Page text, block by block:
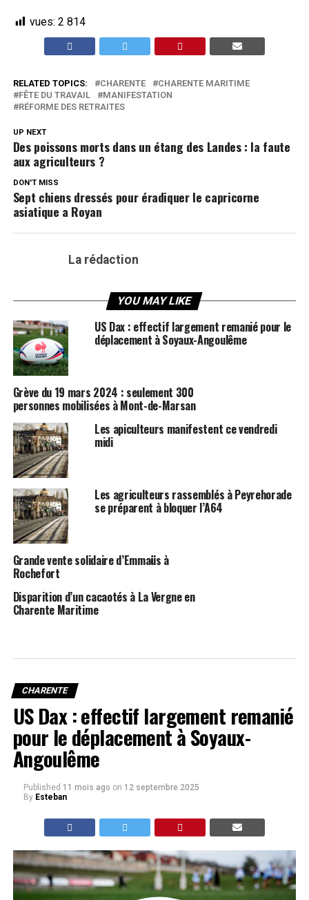
vues: 2 814
RELATED TOPICS: CHARENTE
CHARENTE MARITIME
FÊTE DU TRAVAIL
MANIFESTATION
RÉFORME DES RETRAITES
UP NEXT
Des poissons morts dans un étang des Landes : la faute
aux agriculteurs ?
DON'T MISS
Sept chiens dressés pour éradiquer le capricorne
asiatique a Royan
La rédaction
YOU MAY LIKE
US Dax : effectif largement remanié pour le
déplacement à Soyaux-Angoulême
Grève du 19 mars 2024 : seulement 300
personnes mobilisées à Mont-de-Marsan
Les apiculteurs manifestent ce vendredi
midi
Les agriculteurs rassemblés à Peyrehorade
se préparent à bloquer l’A64
Grande vente solidaire d’Emmaüs à
Rochefort
Disparition d’un cacaotés à La Vergne en
Charente Maritime
CHARENTE
US Dax : effectif largement remanié
pour le déplacement à Soyaux-
Angoulême
Published 11 mois ago on 12 septembre 2025
By Esteban